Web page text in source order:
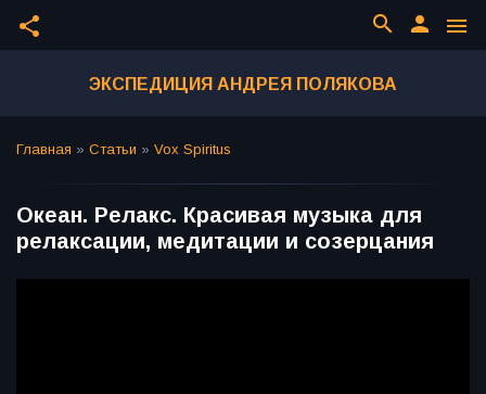
share menu
person
search
ЭКСПЕДИЦИЯ АНДРЕЯ ПОЛЯКОВА
Главная » Статьи » Vox Spiritus
Океан. Релакс. Красивая музыка для
релаксации, медитации и созерцания